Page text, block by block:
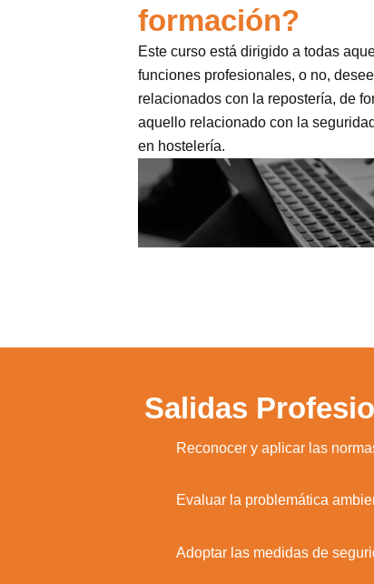
formación?
Este curso está dirigido a todas
funciones profesionales, o no,
relacionados con la repostería, de
aquello relacionado con la
en hostelería.
Salidas
Reconocer y aplicar las
Evaluar la problemática
Adoptar las medidas de